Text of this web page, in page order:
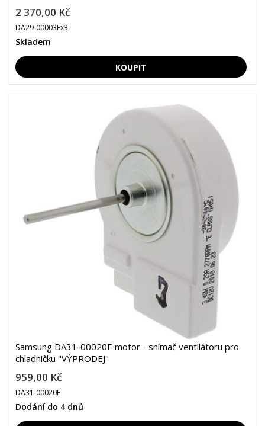
2 370,00 Kč
DA29-00003Fx3
Skladem
Samsung DA31-00020E motor - snímač ventilátoru pro
chladničku "VÝPRODEJ"
959,00 Kč
DA31-00020E
Dodání do 4 dnů